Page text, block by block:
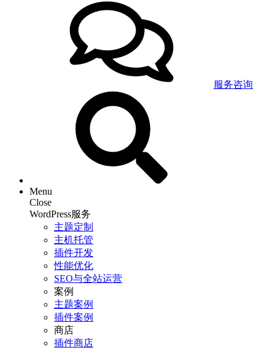
服务咨询
Menu
Close
WordPress服务
主题定制
主机托管
插件开发
性能优化
SEO与全站运营
案例
主题案例
插件案例
商店
插件商店